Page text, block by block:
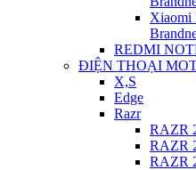
Xiaomi
REDMI
ĐIỆN THOẠI
X,S
Edge
Razr
RAZR
RAZR
RAZR